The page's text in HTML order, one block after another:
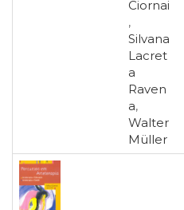
Ciornai
,
Silvana
Lacret
a
Raven
a,
Walter
Müller